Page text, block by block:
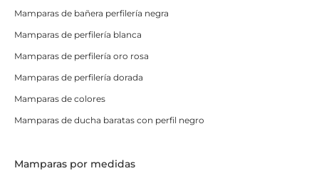
Mamparas de bañera perfilería negra
Mamparas de perfilería blanca
Mamparas de perfilería oro rosa
Mamparas de perfilería dorada
Mamparas de colores
Mamparas de ducha baratas con perfil negro
Mamparas por medidas